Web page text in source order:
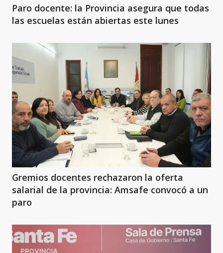
Paro docente: la Provincia asegura que todas
las escuelas están abiertas este lunes
Gremios docentes rechazaron la oferta
salarial de la provincia: Amsafe convocó a un
paro